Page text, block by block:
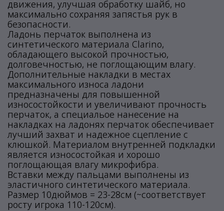
движения, улучшая обработку шайб, но
максимально сохраняя запястья рук в
безопасности.
Ладонь перчаток выполнена из
синтетического материала Clarino,
обладающего высокой прочностью,
долговечностью, не поглощающим влагу.
Дополнительные накладки в местах
максимального износа ладони
предназначены для повышенной
износостойкости и увеличивают прочность
перчаток, а специальое нанесение на
накладках на ладонях перчаток обеспечивает
лучший захват и надежное сцепление с
клюшкой. Материалом внутренней подкладки
является износостойкая и хорошо
поглощающая влагу микрофибра.
Вставки между пальцами выполнены из
эластичного синтетического материала.
Размер 10дюймов = 23-28см (~соответствует
росту игрока 110-120см).